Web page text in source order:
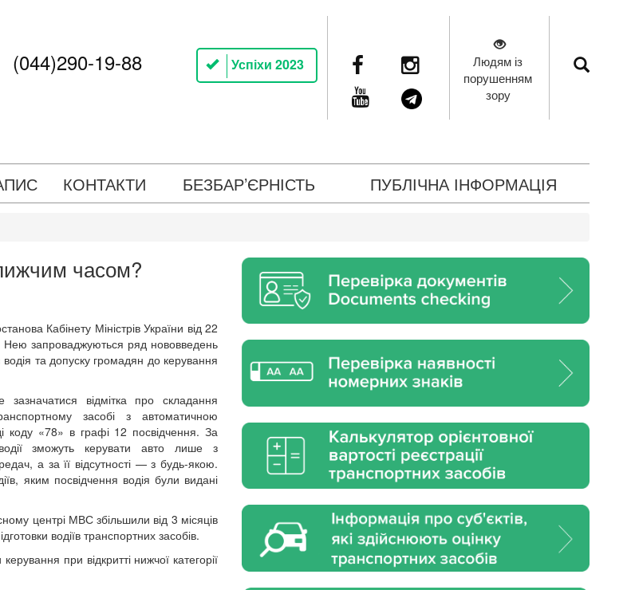
(044)290-19-88 Успіхи 2023
Людям із
порушенням
зору
КОНТАКТИ БЕЗБАР’ЄРНІСТЬ ПУБЛІЧНА ІНФОРМАЦІЯ
часом?
Кабінету Міністрів України від 22
запроваджуються ряд нововведень
водія та допуску громадян до керування
зазначатися відмітка про складання
засобі з автоматичною
коду «78» в графі 12 посвідчення. За
водії зможуть керувати авто лише з
а за її відсутності — з будь-якою.
яким посвідчення водія були видані
центрі МВС збільшили від 3 місяців
водіїв транспортних засобів.
при відкритті нижчої категорії